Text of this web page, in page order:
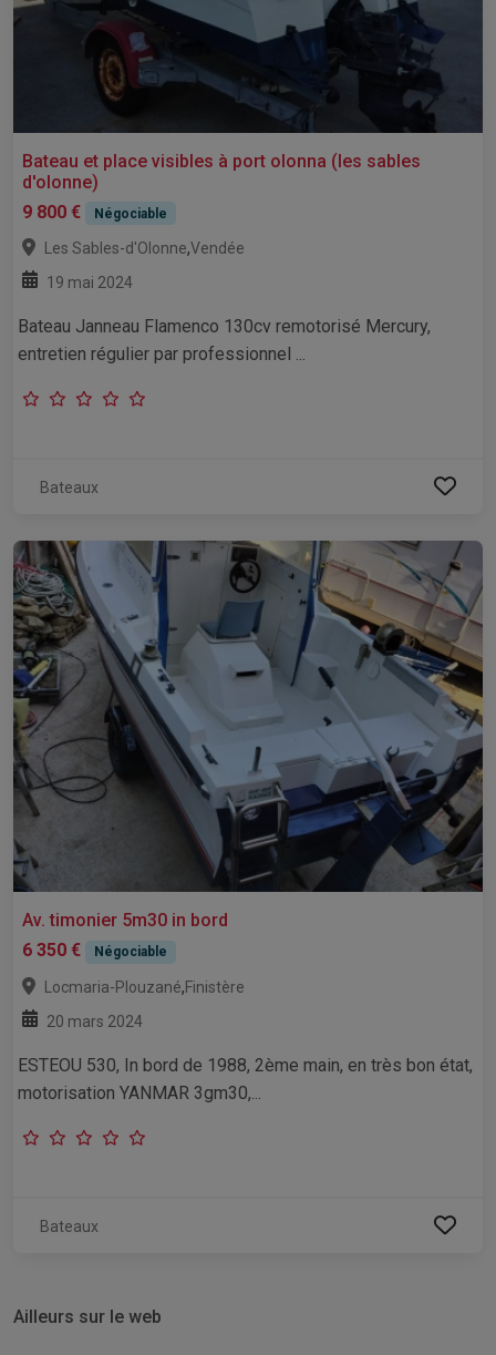
Bateau et place visibles à port olonna (les sables
d'olonne)
9 800 €
Négociable
Les Sables-d'Olonne,Vendée
19 mai 2024
Bateau Janneau Flamenco 130cv remotorisé Mercury,
entretien régulier par professionnel ...
Bateaux
Av. timonier 5m30 in bord
6 350 €
Négociable
Locmaria-Plouzané,Finistère
20 mars 2024
ESTEOU 530, In bord de 1988, 2ème main, en très bon état,
motorisation YANMAR 3gm30,...
Bateaux
Ailleurs sur le web